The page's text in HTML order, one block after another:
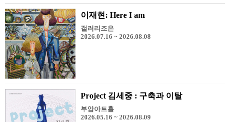
이재현: Here I am
갤러리조은
2026.07.16 ~ 2026.08.08
Project 김세중 : 구축과 이탈
부암아트홀
2026.05.16 ~ 2026.08.09